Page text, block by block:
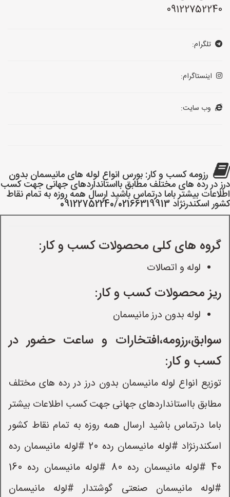
09122752240
تلگرام:
اینستاگرام:
وب سایت:
رزومه کسب و کار: بورس انواع لوله های مانیسمان بدون
درز در رده های مختلف مطابق بااستانداردهای جهانی جهت کسب
اطلاعات بیشتر باما درتماس باشید ارسال همه روزه به تمام نقاط
کشور اسکندرنژاد 09122752240/02166319913
گروه های کلی محصولات کسب و کار:
لوله و اتصالات
ریز محصولات کسب و کار:
لوله بدون درز مانیسمان
سوابق،رزومه،افتخارات و ساعت حضور در
کسب و کار:
توزیع انواع لوله مانیسمان بدون درز در رده های مختلف
مطابق بااستانداردهای جهانی جهت کسب اطلاعات بیشتر
باما درتماس باشید ارسال همه روزه به تمام نقاط کشور
اسکندرنژاد #لوله مانیسمان رده 20 #لوله مانیسمان رده‌
40 #لوله مانیسمان رده 80 #لوله‌ مانیسمان رده 160
#لوله مانیسمان صنعتی گوشتدار #لوله مانیسمان